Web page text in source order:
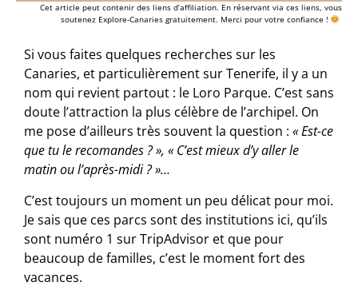
Cet article peut contenir des liens d’affiliation. En réservant via ces liens, vous
soutenez Explore-Canaries gratuitement. Merci pour votre confiance !
Si vous faites quelques recherches sur les
Canaries, et particulièrement sur Tenerife, il y a un
nom qui revient partout : le Loro Parque. C’est sans
doute l’attraction la plus célèbre de l’archipel. On
me pose d’ailleurs très souvent la question : « Est-ce
que tu le recomandes ? », « C’est mieux d’y aller le
matin ou l’après-midi ? »…
C’est toujours un moment un peu délicat pour moi.
Je sais que ces parcs sont des institutions ici, qu’ils
sont numéro 1 sur TripAdvisor et que pour
beaucoup de familles, c’est le moment fort des
vacances.